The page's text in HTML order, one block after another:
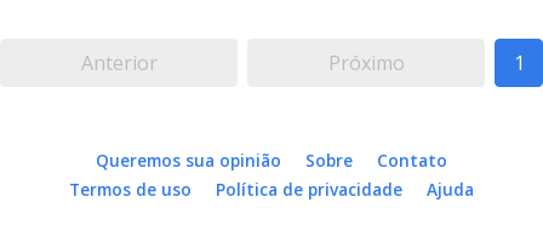
Anterior Próximo 1
Queremos sua opinião Sobre
Contato
Termos de uso
Política de privacidade Ajuda